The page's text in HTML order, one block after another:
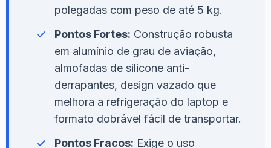
polegadas com peso de até 5 kg.
Pontos Fortes: Construção robusta
em alumínio de grau de aviação,
almofadas de silicone anti-
derrapantes, design vazado que
melhora a refrigeração do laptop e
formato dobrável fácil de transportar.
Pontos Fracos: Exige o uso